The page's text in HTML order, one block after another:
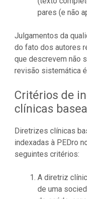
pares (e não
Julgamentos da
do fato dos autores
que descrevem não
revisão sistemática
Critérios de
clínicas
Diretrizes clínicas
indexadas à PEDro
seguintes critérios:
A diretriz
de uma